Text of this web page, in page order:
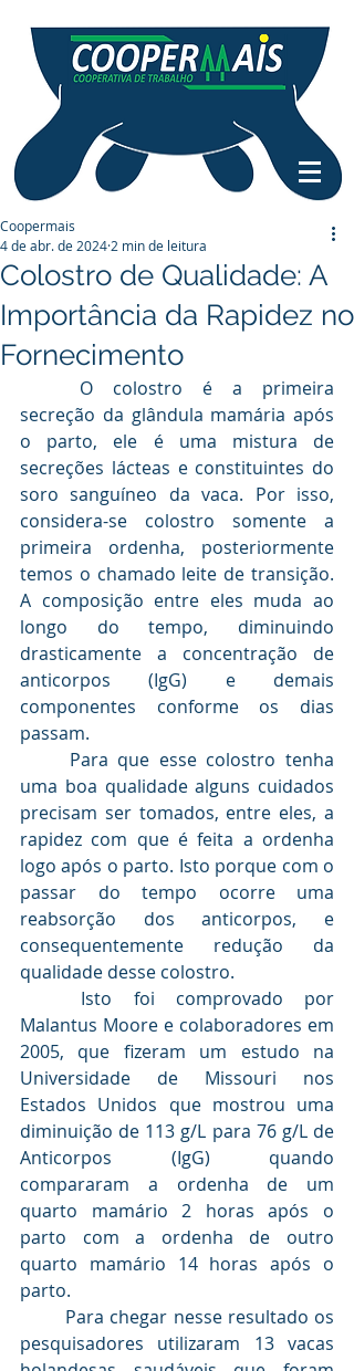
Colostro de Qualidade: A
Importância da Rapidez no
Fornecimento
Coopermais
4 de abr. de 2024 2 min de leitura
secreção da glândula mamária após
o parto, ele é uma mistura de
secreções lácteas e constituintes do
soro sanguíneo da vaca. Por isso,
considera-se colostro somente a
primeira ordenha, posteriormente
temos o chamado leite de transição.
A composição entre eles muda ao
longo do tempo, diminuindo
drasticamente a concentração de
anticorpos (IgG) e demais
componentes conforme os dias
passam.
uma boa qualidade alguns cuidados
precisam ser tomados, entre eles, a
rapidez com que é feita a ordenha
logo após o parto. Isto porque com o
passar do tempo ocorre uma
reabsorção dos anticorpos, e
consequentemente redução da
qualidade desse colostro.
Malantus Moore e colaboradores em
2005, que fizeram um estudo na
Universidade de Missouri nos
Estados Unidos que mostrou uma
diminuição de 113 g/L para 76 g/L de
Anticorpos (IgG) quando
compararam a ordenha de um
quarto mamário 2 horas após o
parto com a ordenha de outro
quarto mamário 14 horas após o
parto.
pesquisadores utilizaram 13 vacas